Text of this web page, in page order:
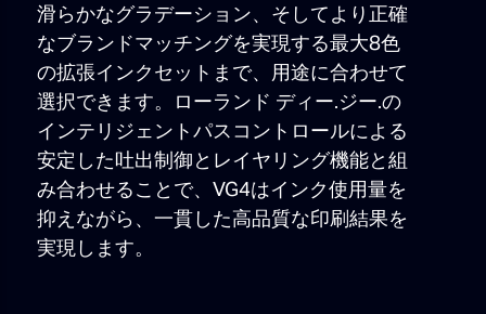
滑らかなグラデーション、そしてより正確
なブランドマッチングを実現する最大8色
の拡張インクセットまで、用途に合わせて
選択できます。ローランド ディー.ジー.の
インテリジェントパスコントロールによる
安定した吐出制御とレイヤリング機能と組
み合わせることで、VG4はインク使用量を
抑えながら、一貫した高品質な印刷結果を
実現します。